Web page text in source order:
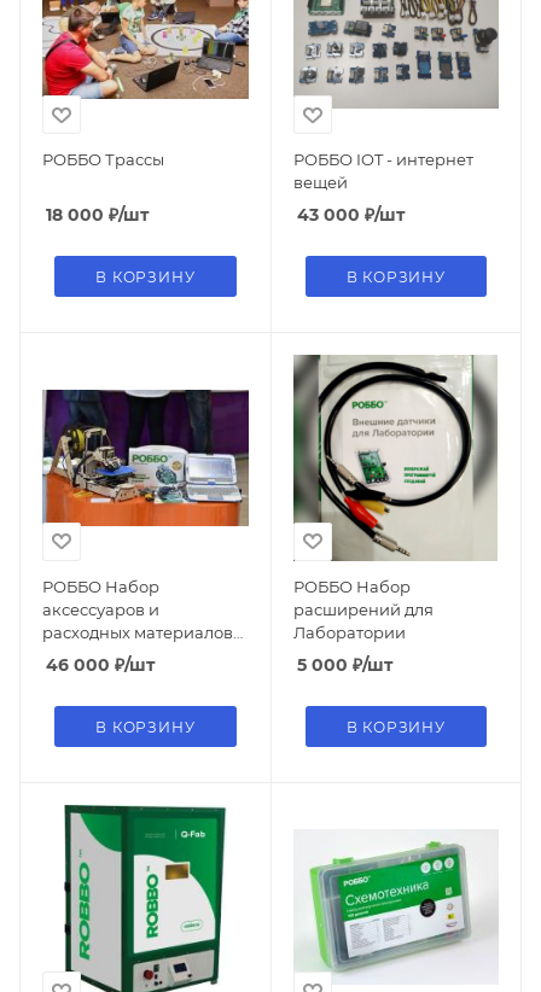
РОББО Трассы
18 000 ₽/шт
В КОРЗИНУ
РОББО IOT - интернет
вещей
43 000 ₽/шт
В КОРЗИНУ
РОББО Набор
аксессуаров и
расходных материалов
для 3D-печати
46 000 ₽/шт
В КОРЗИНУ
РОББО Набор
расширений для
Лаборатории
5 000 ₽/шт
В КОРЗИНУ